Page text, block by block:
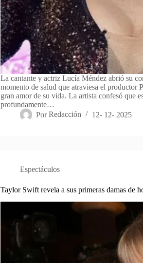
La cantante y actriz Lucía Méndez abrió su
momento de salud que atraviesa el productor
gran amor de su vida. La artista confesó que
profundamente…
Por Redacción 12- 12- 2025
Espectáculos
Taylor Swift revela a sus primeras damas de